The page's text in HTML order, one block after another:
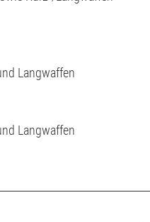
Langwaffen
Langwaffen